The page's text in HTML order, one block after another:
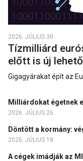
2026. JÚLIUS 30.
Tízmilliárd
előtt is új
Gigagyárakat épít az
Milliárdokat égetnek
2026. JÚLIUS 26.
Döntött a kormány:
2026. JÚLIUS 18.
A cégek imádják az